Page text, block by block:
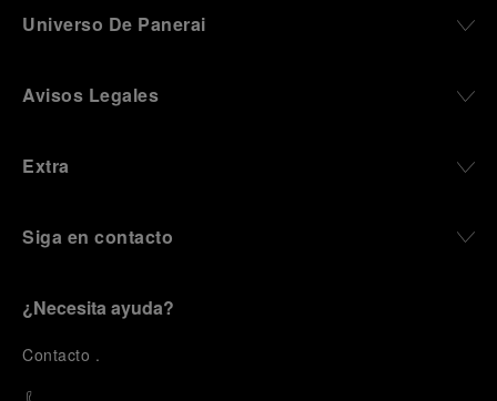
Universo De Panerai
Avisos Legales
Extra
Siga en contacto
¿Necesita ayuda?
Contacto .